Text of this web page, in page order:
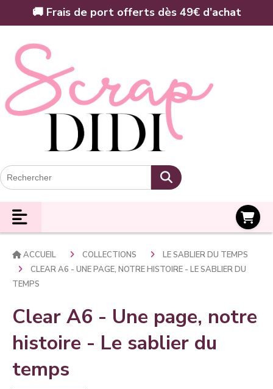
🚚 Frais de port offerts dès 49€ d’achat
ACCUEIL COLLECTIONS
LE SABLIER DU TEMPS
CLEAR A6 - UNE PAGE, NOTRE HISTOIRE - LE SABLIER DU
TEMPS
Clear A6 - Une page, notre
histoire - Le sablier du
temps